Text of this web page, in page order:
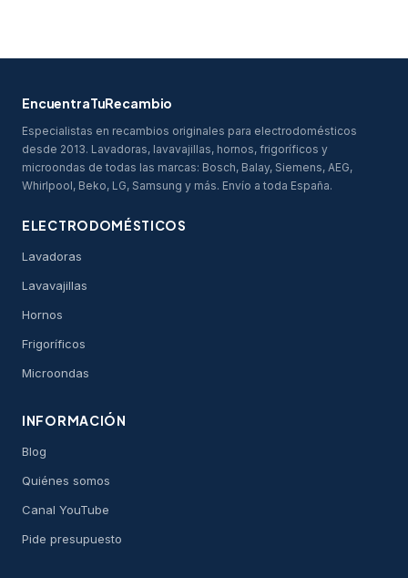
EncuentraTuRecambio
Especialistas en recambios originales para electrodomésticos
desde 2013. Lavadoras, lavavajillas, hornos, frigoríficos y
microondas de todas las marcas: Bosch, Balay, Siemens, AEG,
Whirlpool, Beko, LG, Samsung y más. Envío a toda España.
ELECTRODOMÉSTICOS
Lavadoras
Lavavajillas
Hornos
Frigoríficos
Microondas
INFORMACIÓN
Blog
Quiénes somos
Canal YouTube
Pide presupuesto